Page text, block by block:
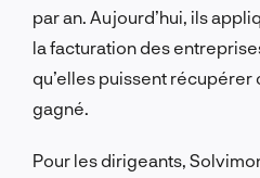
par an. Aujourd’hui, ils
la facturation des
qu’elles puissent
gagné.
Pour les dirigeants,